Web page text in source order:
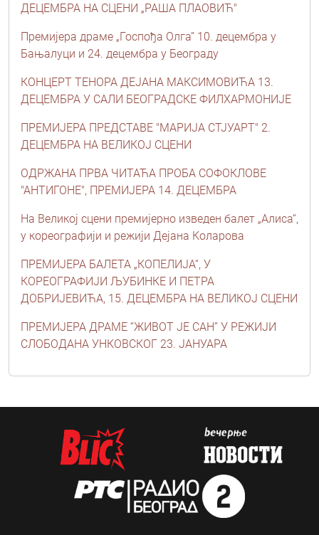
ДЕЦЕМБРА НА СЦЕНИ „РАША ПЛАОВИЋ"
Премијера драме „Госпођа Олга” 10. децембра у
Бањалуци и 24. децембра у Београду
КОНЦЕРТ ТЕНОРА ДЕЈАНА МАКСИМОВИЋА 13.
ДЕЦЕМБРА У САЛИ БЕОГРАДСКЕ ФИЛХАРМОНИЈЕ
ПРЕМИЈЕРА ПРЕДСТАВЕ "МАРИЈА СТЈУАРТ" 2.
ДЕЦЕМБРА НА ВЕЛИКОЈ СЦЕНИ
ОДРЖАНА ПРВА ЧИТАЋА ПРОБА СОФОКЛОВЕ
"АНТИГОНЕ", ПРЕМИЈЕРА 14. ДЕЦЕМБРА
На Великој сцени премијерно изведен балет „Алиса“,
у кореографији и режији Дејана Коларова
ПРЕМИЈЕРА БАЛЕТА „КОПЕЛИЈА“, У
КОРЕОГРАФИЈИ ЉУБИНКЕ И ПЕТРА
ДОБРИЈЕВИЋА, 15. ДЕЦЕМБРА НА ВЕЛИКОЈ СЦЕНИ
ПРЕМИЈЕРА ДРАМЕ “ЖИВОТ ЈЕ САН” У РЕЖИЈИ
СЛОБОДАНА УНКОВСКОГ 23. ЈАНУАРА